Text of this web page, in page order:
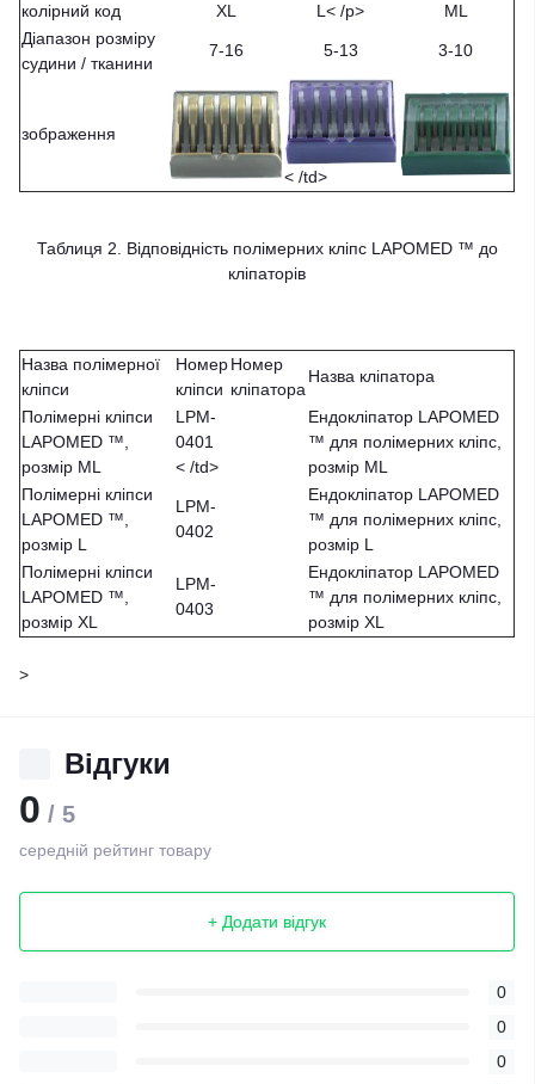
колірний код
XL L< /p>
ML
Діапазон розміру
судини / тканини
7-16 5-13 3-10
зображення
< /td>
Таблиця 2. Відповідність полімерних кліпс LAPOMED ™ до
кліпаторів
Назва полімерної
кліпси
Номер
кліпси
Номер
кліпатора
Назва кліпатора
Полімерні кліпси
LAPOMED ™,
розмір ML
LPM-
0401
< /td>
Ендокліпатор LAPOMED
™ для полімерних кліпс,
розмір ML
Полімерні кліпси
LAPOMED ™,
розмір L
LPM-
0402
Ендокліпатор LAPOMED
™ для полімерних кліпс,
розмір L
Полімерні кліпси
LAPOMED ™,
розмір XL
LPM-
0403
Ендокліпатор LAPOMED
™ для полімерних кліпс,
розмір XL
>
Відгуки
0 / 5
середній рейтинг товару
+ Додати відгук
0
0
0